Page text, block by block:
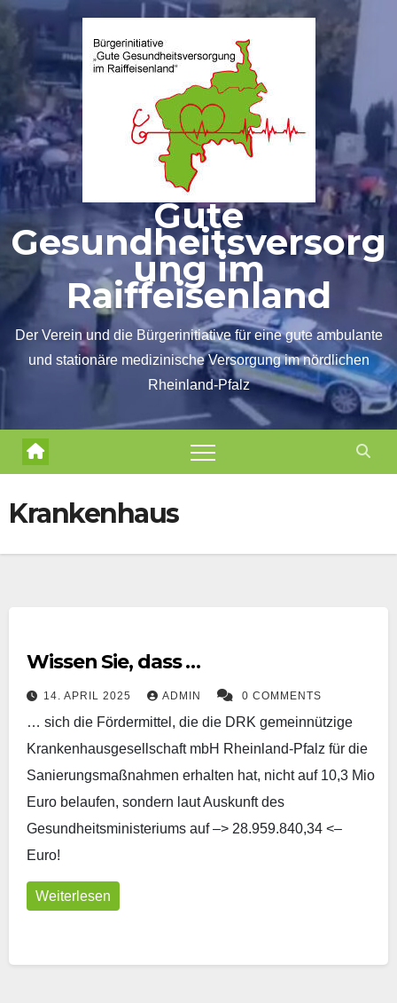
Zum
springen
Gute
Gesundheitsversorg
ung im
Raiffeisenland
Der Verein und die Bürgerinitiative für eine gute ambulante
und stationäre medizinische Versorgung im nördlichen
Rheinland-Pfalz
Krankenhaus
Wissen Sie, dass …
14. APRIL 2025 ADMIN 0 COMMENTS
… sich die Fördermittel, die die DRK gemeinnützige
Krankenhausgesellschaft mbH Rheinland-Pfalz für die
Sanierungsmaßnahmen erhalten hat, nicht auf 10,3 Mio
Euro belaufen, sondern laut Auskunft des
Gesundheitsministeriums auf –> 28.959.840,34 <–
Euro!
Weiterlesen